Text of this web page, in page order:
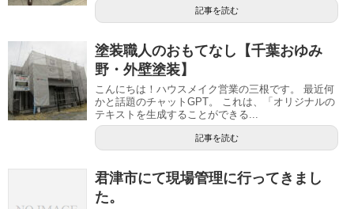
記事を読む
塗装職人のおもてなし【千葉おゆみ
野・外壁塗装】
こんにちは！ハウスメイク営業の三根です。 最近何
かと話題のチャットGPT。 これは、「オリジナルの
テキストを生成することができる...
記事を読む
君津市にて現場管理に行ってきまし
た。